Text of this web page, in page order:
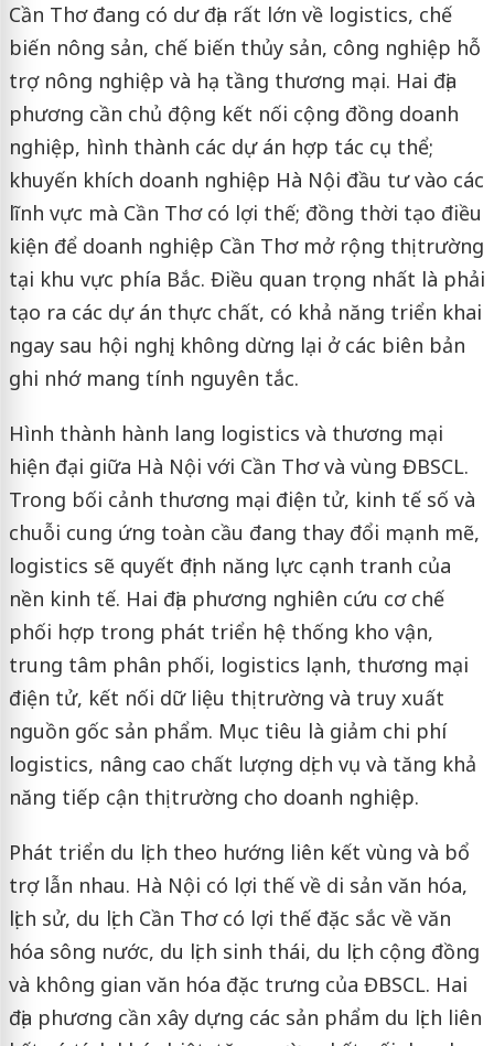
Cần Thơ đang có dư địa rất lớn về logistics, chế
biến nông sản, chế biến thủy sản, công nghiệp hỗ
trợ nông nghiệp và hạ tầng thương mại. Hai địa
phương cần chủ động kết nối cộng đồng doanh
nghiệp, hình thành các dự án hợp tác cụ thể;
khuyến khích doanh nghiệp Hà Nội đầu tư vào các
lĩnh vực mà Cần Thơ có lợi thế; đồng thời tạo điều
kiện để doanh nghiệp Cần Thơ mở rộng thị trường
tại khu vực phía Bắc. Điều quan trọng nhất là phải
tạo ra các dự án thực chất, có khả năng triển khai
ngay sau hội nghị; không dừng lại ở các biên bản
ghi nhớ mang tính nguyên tắc.
Hình thành hành lang logistics và thương mại
hiện đại giữa Hà Nội với Cần Thơ và vùng ĐBSCL.
Trong bối cảnh thương mại điện tử, kinh tế số và
chuỗi cung ứng toàn cầu đang thay đổi mạnh mẽ,
logistics sẽ quyết định năng lực cạnh tranh của
nền kinh tế. Hai địa phương nghiên cứu cơ chế
phối hợp trong phát triển hệ thống kho vận,
trung tâm phân phối, logistics lạnh, thương mại
điện tử, kết nối dữ liệu thị trường và truy xuất
nguồn gốc sản phẩm. Mục tiêu là giảm chi phí
logistics, nâng cao chất lượng dịch vụ và tăng khả
năng tiếp cận thị trường cho doanh nghiệp.
Phát triển du lịch theo hướng liên kết vùng và bổ
trợ lẫn nhau. Hà Nội có lợi thế về di sản văn hóa,
lịch sử, du lịch Cần Thơ có lợi thế đặc sắc về văn
hóa sông nước, du lịch sinh thái, du lịch cộng đồng
và không gian văn hóa đặc trưng của ĐBSCL. Hai
địa phương cần xây dựng các sản phẩm du lịch liên